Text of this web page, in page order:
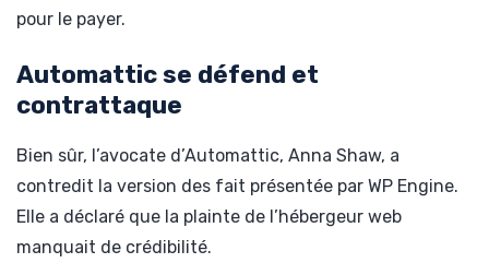
pour le payer.
Automattic se défend et
contrattaque
Bien sûr, l’avocate d’Automattic, Anna Shaw, a
contredit la version des fait présentée par WP Engine.
Elle a déclaré que la plainte de l’hébergeur web
manquait de crédibilité.